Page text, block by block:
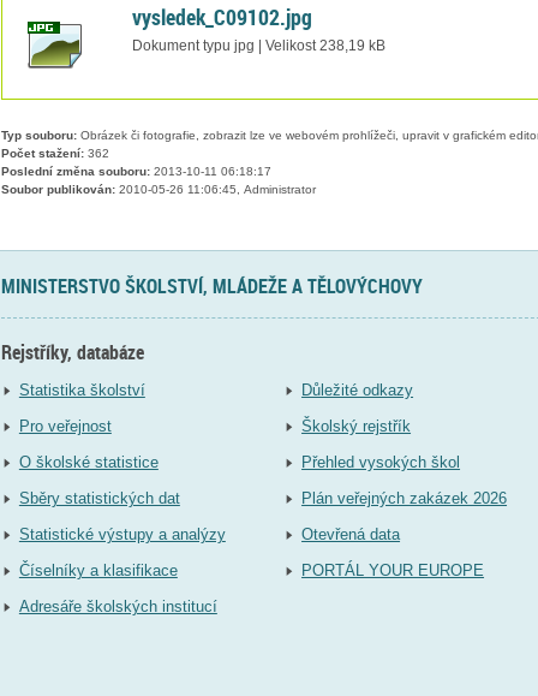
vysledek_C09102.jpg
Dokument typu jpg | Velikost 238,19 kB
Typ souboru:Obrázek či fotografie, zobrazit lze ve webovém prohlížeči, upravit v grafickém
Počet stažení:362
Poslední změna souboru:2013-10-11 06:18:17
Soubor publikován:2010-05-26 11:06:45, Administrator
MINISTERSTVO ŠKOLSTVÍ, MLÁDEŽE A TĚLOVÝCHOVY
Rejstříky, databáze
Statistika školství
Pro veřejnost
O školské statistice
Sběry statistických dat
Statistické výstupy a analýzy
Číselníky a klasifikace
Adresáře školských institucí
Důležité odkazy
Školský rejstřík
Přehled vysokých škol
Plán veřejných zakázek 2026
Otevřená data
PORTÁL YOUR EUROPE